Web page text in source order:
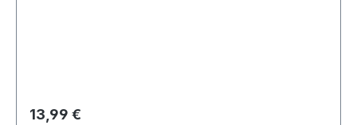
Regulärer Preis:
13,99 €